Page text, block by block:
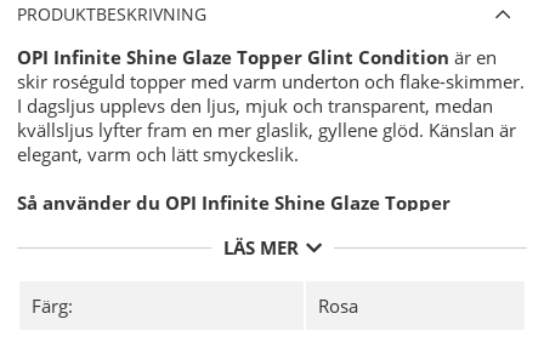
PRODUKTBESKRIVNING
OPI Infinite Shine Glaze Topper Glint Condition är en
skir roséguld topper med varm underton och flake-skimmer.
I dagsljus upplevs den ljus, mjuk och transparent, medan
kvällsljus lyfter fram en mer glaslik, gyllene glöd. Känslan är
elegant, varm och lätt smyckeslik.
Så använder du OPI Infinite Shine Glaze Topper
Applicera OPI Infinite Shine Gel-Like Base Coat.
Måla med valfri OPI Infinite Shine-nyans.
en extra dimension.
LÄS MER
Färg: Rosa